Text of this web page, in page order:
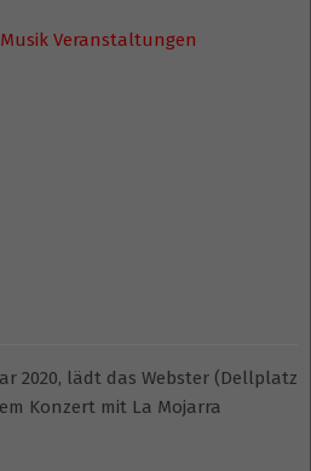
Musik Veranstaltungen
2020, lädt das Webster (Dellplatz
Konzert mit La Mojarra